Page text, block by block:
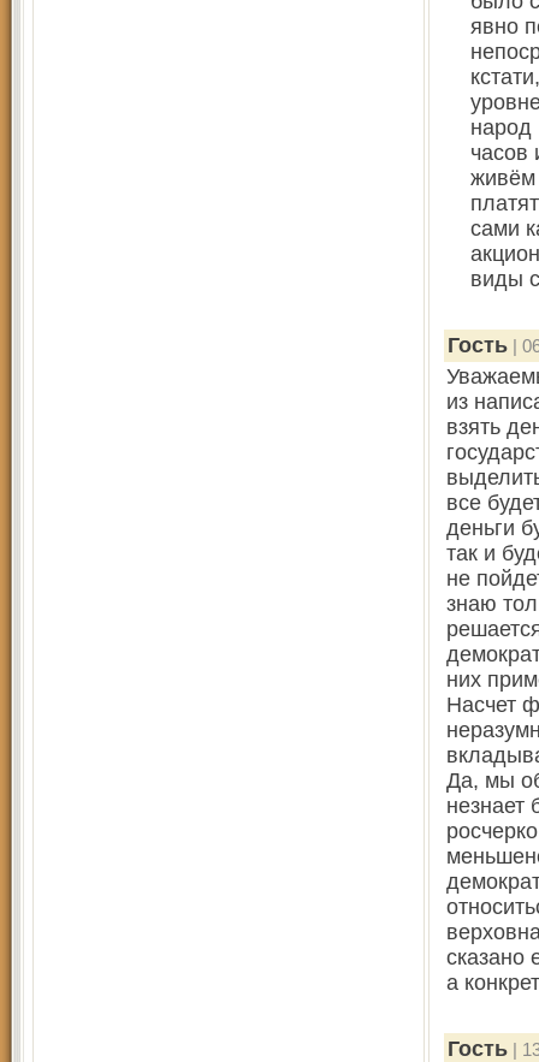
явно
народ
часов
живём
сами
виды
Гость |
из
взять
все
деньги
так и
не
знаю
них
Насчет
Да, мы
незнает
сказано
а
Гость |